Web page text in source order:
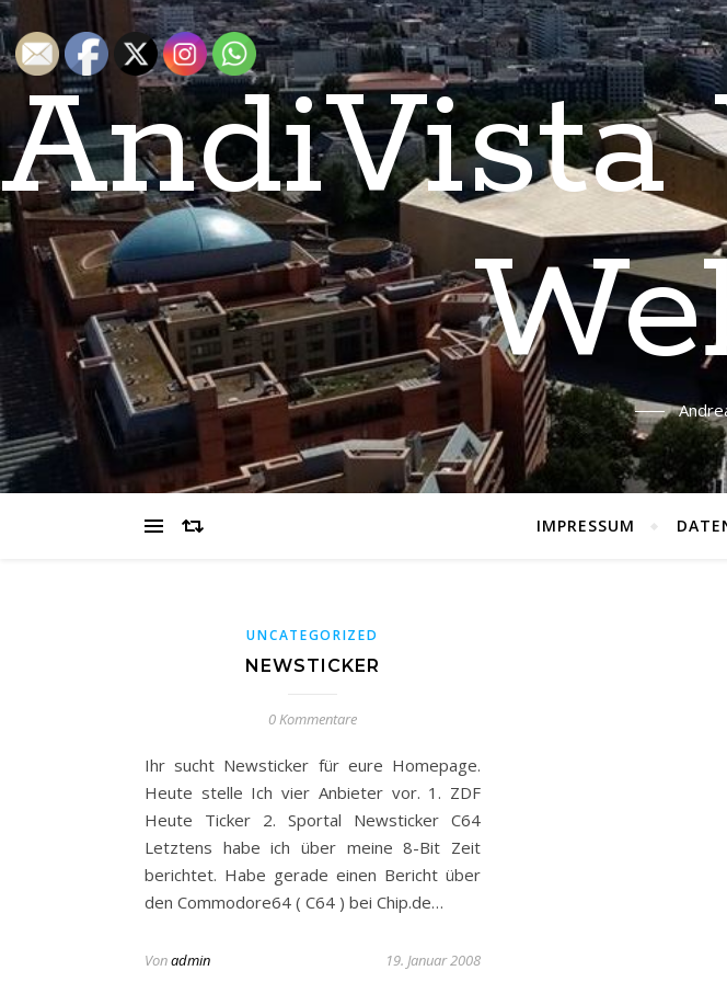
AndiVista
IMPRESSUM
UNCATEGORIZED
NEWSTICKER
0 Kommentare
Ihr sucht Newsticker für eure Homepage.
Heute stelle Ich vier Anbieter vor. 1. ZDF
Heute Ticker 2. Sportal Newsticker C64
Letztens habe ich über meine 8-Bit Zeit
berichtet. Habe gerade einen Bericht über
den Commodore64 ( C64 ) bei Chip.de…
Vonadmin 19. Januar 2008